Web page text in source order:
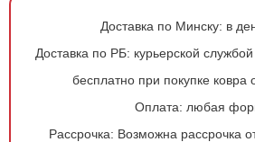
Доставка по Минску: в
Доставка по РБ: курьерской
бесплатно при покупке ковра
Оплата: любая
Рассрочка: Возможна рассрочка